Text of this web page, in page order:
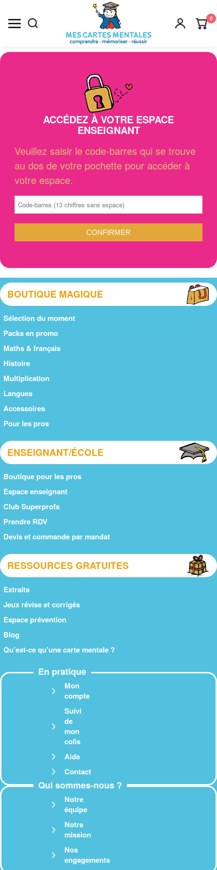
0
Recherche
ACCÉDEZ À VOTRE ESPACE
ENSEIGNANT
Veuillez saisir le code-barres qui se trouve
au dos de votre pochette pour accéder à
votre espace.
CONFIRMER
BOUTIQUE MAGIQUE
Sélection du moment
Packs en promo
Maths & français
Histoire
Multiplication
Langues
Accessoires
Pour les pros
ENSEIGNANT/ÉCOLE
Boutique pour les pros
Espace enseignant
Club Superprofs
Prendre RDV
Devis et commande par mandat
RESSOURCES GRATUITES
Extraits
Jeux révise et corrigés
Espace prévention
Blog
Qu’est-ce qu’une carte mentale ?
En pratique
Mon
compte
Suivi
de
mon
colis
Aide
Contact
Qui sommes-nous ?
Notre
équipe
Notre
mission
Nos
engagements